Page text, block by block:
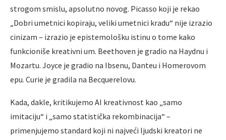
strogom smislu, apsolutno novog. Picasso koji je rekao
„Dobri umetnici kopiraju, veliki umetnici kradu“ nije izrazio
cinizam – izrazio je epistemološku istinu o tome kako
funkcioniše kreativni um. Beethoven je gradio na Haydnu i
Mozartu. Joyce je gradio na Ibsenu, Danteu i Homerovom
epu. Curie je gradila na Becquerelovu.
Kada, dakle, kritikujemo AI kreativnost kao „samo
imitaciju“ i „samo statistička rekombinacija“ –
primenjujemo standard koji ni najveći ljudski kreatori ne